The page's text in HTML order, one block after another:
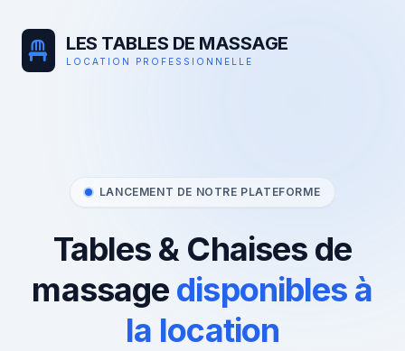
LES TABLES DE MASSAGE
LOCATION PROFESSIONNELLE
LANCEMENT DE NOTRE PLATEFORME
Tables & Chaises de
massage disponibles à
la location